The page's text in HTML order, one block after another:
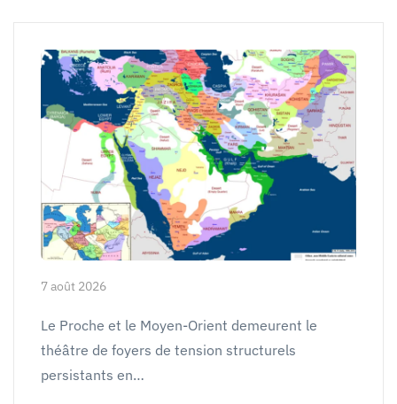
7 août 2026
Le Proche et le Moyen-Orient demeurent le
théâtre de foyers de tension structurels
persistants en…